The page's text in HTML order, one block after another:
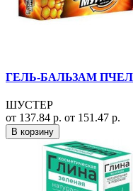
ГЕЛЬ-БАЛЬЗАМ
ШУСТЕР
от 137.84 р. от 151.47 р.
В корзину